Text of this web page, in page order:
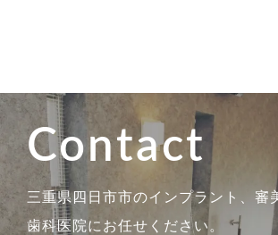
Contact
三重県四日市市のインプラント、審
歯科医院にお任せください。